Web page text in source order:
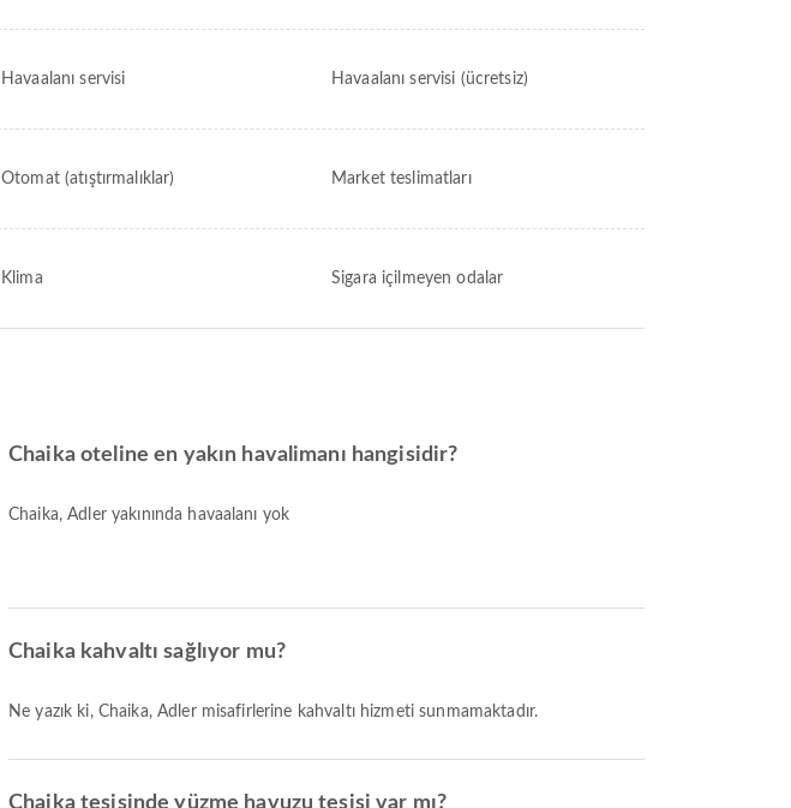
Havaalanı servisi Havaalanı servisi (ücretsiz)
Otomat (atıştırmalıklar) Market teslimatları
Klima Sigara içilmeyen odalar
Chaika oteline en yakın havalimanı hangisidir?
Chaika, Adler yakınında havaalanı yok
Chaika kahvaltı sağlıyor mu?
Ne yazık ki, Chaika, Adler misafirlerine kahvaltı hizmeti sunmamaktadır.
Chaika tesisinde yüzme havuzu tesisi var mı?